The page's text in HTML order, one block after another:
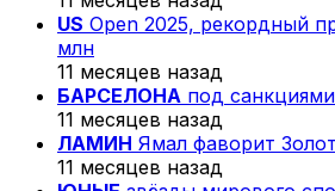
US Open 2025, рекордный
млн
11 месяцев назад
БАРСЕЛОНА под
11 месяцев назад
ЛАМИН Ямал фаворит
11 месяцев назад